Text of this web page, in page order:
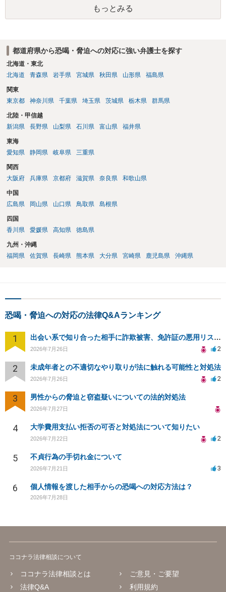
けではないという事情も存在します。 こうした場合には、支払を拒ん
だとしても学費の請求が裁判所によって強制される可能性は低いとい
もっとみる
都道府県から恐喝・脅迫への対応に強い弁護士を探す
北海道・東北
北海道
青森県 岩手県 宮城県 秋田県 山形県 福島県
関東
東京都
神奈川県 千葉県 埼玉県 茨城県 栃木県 群馬県
北陸・甲信越
新潟県
長野県 山梨県 石川県 富山県 福井県
東海
愛知県
静岡県 岐阜県 三重県
関西
大阪府
兵庫県 京都府 滋賀県 奈良県 和歌山県
中国
広島県
岡山県 山口県 鳥取県 島根県
四国
香川県
愛媛県 高知県 徳島県
九州・沖縄
福岡県
佐賀県 長崎県 熊本県 大分県 宮崎県 鹿児島県 沖縄県
恐喝・脅迫への対応の法律Q&Aランキング
1 出会い系で知り合った相手に詐欺被害、免許証の悪用リスクと対策。
2026年7月26日 2
2 未成年者との不適切なやり取りが法に触れる可能性と対処法
2026年7月26日 2
3 男性からの脅迫と窃盗疑いについての法的対処法
2026年7月27日
4 大学費用支払い拒否の可否と対処法について知りたい
2026年7月22日 2
5 不貞行為の手切れ金について
2026年7月21日 3
6 個人情報を渡した相手からの恐喝への対応方法は？
2026年7月28日
ココナラ法律相談について
ココナラ法律相談とは
法律Q&A
ご意見・ご要望
利用規約